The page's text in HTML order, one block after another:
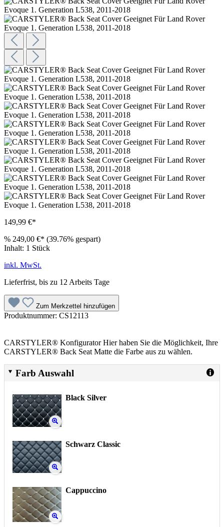
149,99 €*
% 249,00 €* (39.76% gespart)
Inhalt: 1 Stück
inkl. MwSt.
Lieferfrist, bis zu 12 Arbeits Tage
Zum Merkzettel hinzufügen
Produktnummer: CS12113
CARSTYLER® Konfigurator Hier haben Sie die Möglichkeit, Ihre
CARSTYLER® Back Seat Matte die Farbe aus zu wählen.
Farb Auswahl
Black Silver
Schwarz Classic
Cappuccino